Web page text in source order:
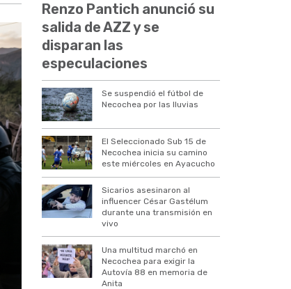
Renzo Pantich anunció su
salida de AZZ y se
disparan las
especulaciones
Se suspendió el fútbol de
Necochea por las lluvias
El Seleccionado Sub 15 de
Necochea inicia su camino
este miércoles en Ayacucho
Sicarios asesinaron al
influencer César Gastélum
durante una transmisión en
vivo
Una multitud marchó en
Necochea para exigir la
Autovía 88 en memoria de
Anita